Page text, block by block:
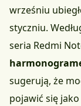
wrześniu
styczniu.
seria Redmi
sugerują, że
pojawić się